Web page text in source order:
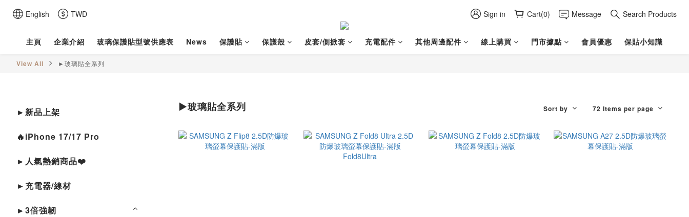
English TWD Sign in Cart(0) Message Search Products
主頁 企業介紹 玻璃保護貼型號供應表 News 保護貼 保護殼 皮套/側掀套 充電配件 其他周邊配件 線上購買 門市據點 會員優惠 保貼小知識
View All ►玻璃貼全系列
►新品上架
🔥iPhone 17/17 Pro
►人氣熱銷商品❤️
►充電器/線材
►3倍強韌
►玻璃貼全系列 Sort by 72 Items per page